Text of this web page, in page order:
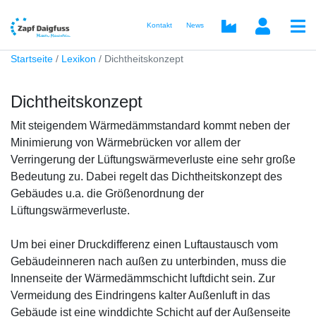
Kontakt News
Startseite Lexikon Dichtheitskonzept
Dichtheitskonzept
Mit steigendem Wärmedämmstandard kommt neben der
Minimierung von Wärmebrücken vor allem der
Verringerung der Lüftungswärmeverluste eine sehr große
Bedeutung zu. Dabei regelt das Dichtheitskonzept des
Gebäudes u.a. die Größenordnung der
Lüftungswärmeverluste.
Um bei einer Druckdifferenz einen Luftaustausch vom
Gebäudeinneren nach außen zu unterbinden, muss die
Innenseite der Wärmedämmschicht luftdicht sein. Zur
Vermeidung des Eindringens kalter Außenluft in das
Gebäude ist eine winddichte Schicht auf der Außenseite